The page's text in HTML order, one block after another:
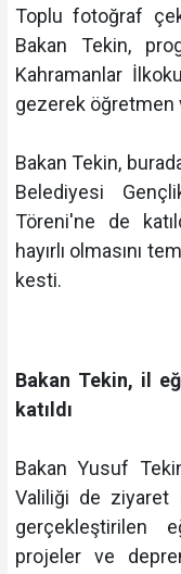
Toplu fotoğraf
Bakan Tekin,
Kahramanlar
gezerek öğretmen
Bakan Tekin,
Belediyesi
Töreni'ne de
hayırlı olmasını
kesti.
Bakan Tekin, il
katıldı
Bakan Yusuf
Valiliği de ziyaret
gerçekleştirilen
projeler ve